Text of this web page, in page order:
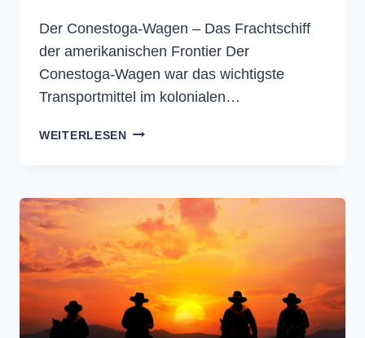
Der Conestoga-Wagen – Das Frachtschiff
der amerikanischen Frontier Der
Conestoga-Wagen war das wichtigste
Transportmittel im kolonialen…
WEITERLESENCONESTOGA-